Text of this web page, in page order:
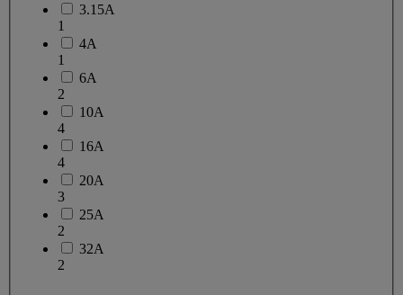
3.15A
1
4A
1
6A
2
10A
4
16A
4
20A
3
25A
2
32A
2